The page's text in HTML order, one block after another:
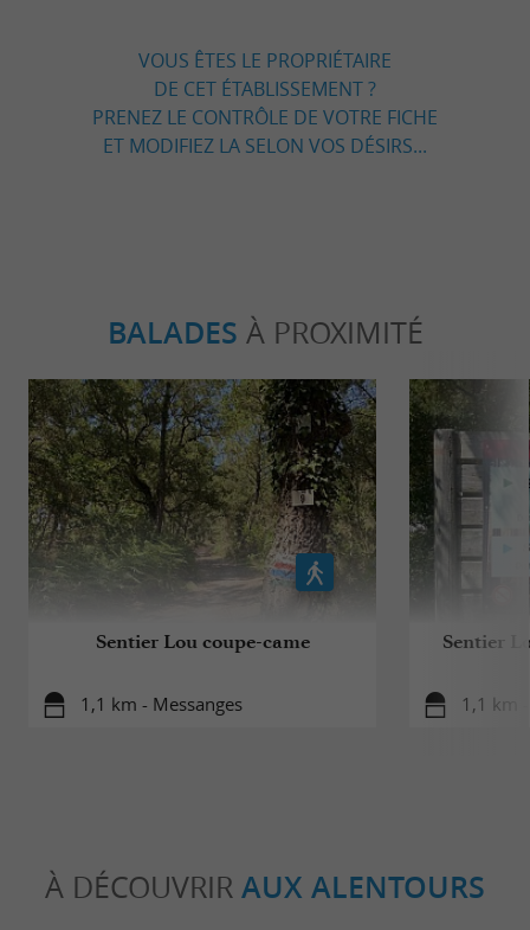
VOUS ÊTES LE PROPRIÉTAIRE
DE CET ÉTABLISSEMENT ?
PRENEZ LE CONTRÔLE DE VOTRE FICHE
ET MODIFIEZ LA SELON VOS DÉSIRS...
BALADES À PROXIMITÉ
Sentier Lou coupe-came
1,1 km - Messanges
Sentier
1,1 km
À DÉCOUVRIR AUX ALENTOURS